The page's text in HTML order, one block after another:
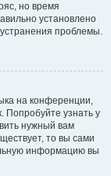
но время
установлено
проблемы.
на конференции,
Попробуйте узнать у
нужный вам
то вы сами
информацию вы